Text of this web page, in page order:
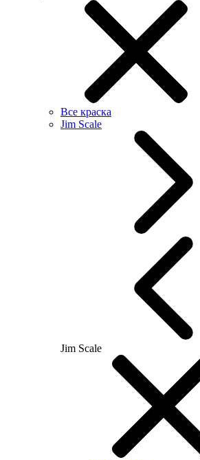
Все краска
Jim Scale
Jim Scale